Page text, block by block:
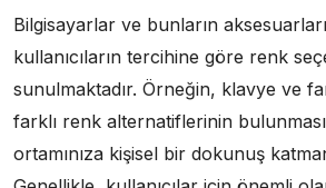
Bilgisayarlar ve bunların
kullanıcıların tercihine göre renk
sunulmaktadır. Örneğin, klavye ve
farklı renk alternatiflerinin
ortamınıza kişisel bir dokunuş